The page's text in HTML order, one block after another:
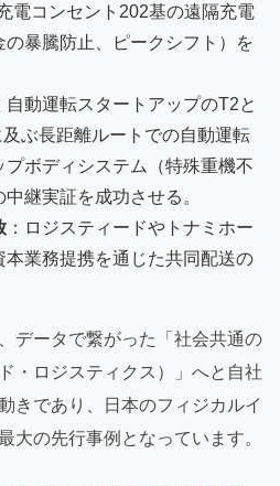
電コンセント202基の遠隔充電
暴騰防止、ピークシフト）を
自動運転スタートアップのT2と
ぶ長距離ルートでの自動運転
プボディシステム（特殊重機不
継実証を成功させる。
：ロジスティードやトナミホー
本業務提携を通じた共同配送の
データで繋がった「社会共通の
・ロジスティクス）」へと自社
きであり、日本のフィジカルイ
大の先行事例となっています。